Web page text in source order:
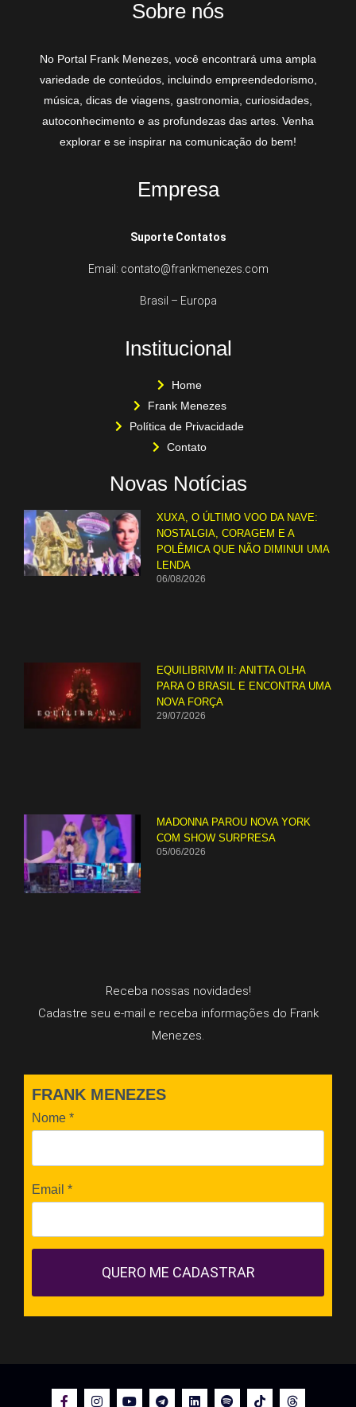
Sobre nós
No Portal Frank Menezes, você encontrará uma ampla
variedade de conteúdos, incluindo empreendedorismo,
música, dicas de viagens, gastronomia, curiosidades,
autoconhecimento e as profundezas das artes. Venha
explorar e se inspirar na comunicação do bem!
Empresa
Suporte Contatos
Email: contato@frankmenezes.com
Brasil – Europa
Institucional
Home
Frank Menezes
Política de Privacidade
Contato
Novas Notícias
XUXA, O ÚLTIMO VOO DA NAVE:
NOSTALGIA, CORAGEM E A
POLÊMICA QUE NÃO DIMINUI UMA
LENDA
06/08/2026
EQUILIBRIVM II: ANITTA OLHA
PARA O BRASIL E ENCONTRA UMA
NOVA FORÇA
29/07/2026
MADONNA PAROU NOVA YORK
COM SHOW SURPRESA
05/06/2026
Receba nossas novidades!
Cadastre seu e-mail e receba informações do Frank
Menezes.
FRANK MENEZES
Nome *
Email *
QUERO ME CADASTRAR